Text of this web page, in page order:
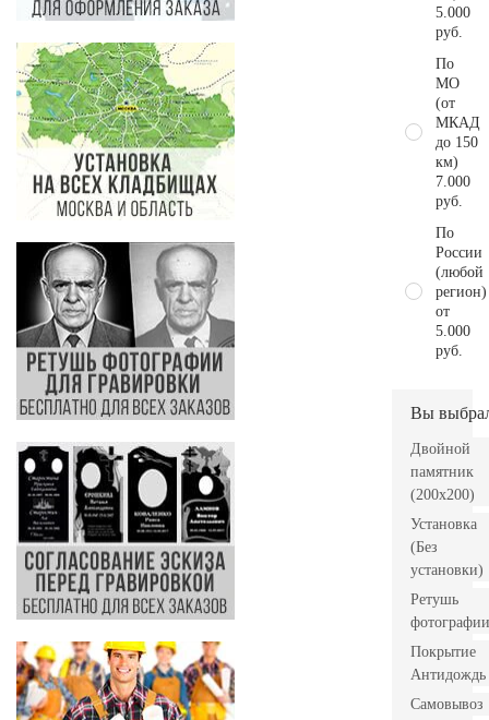
5.000
руб.
По
МО
(от
МКАД
до 150
км)
7.000
руб.
По
России
(любой
регион)
от
5.000
руб.
Вы
Двойной
памятник
(200x200)
Установка
(Без
установки)
Ретушь
фотографии
Покрытие
Антидождь
Самовывоз